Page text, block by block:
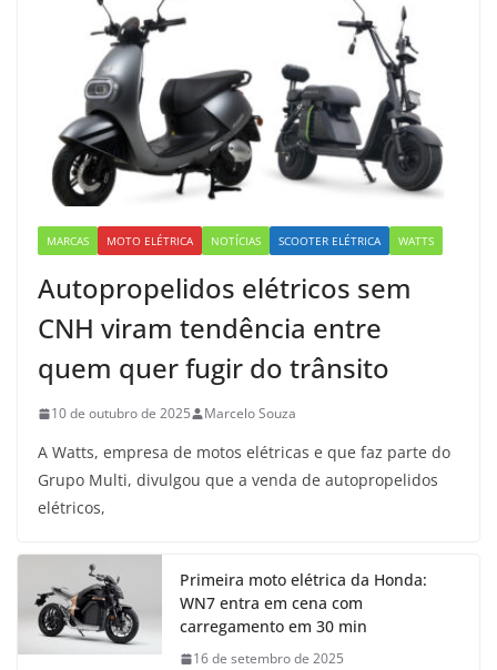
MARCAS MOTO ELÉTRICA NOTÍCIAS SCOOTER ELÉTRICA WATTS
Autopropelidos elétricos sem
CNH viram tendência entre
quem quer fugir do trânsito
10 de outubro de 2025 Marcelo Souza
A Watts, empresa de motos elétricas e que faz parte do
Grupo Multi, divulgou que a venda de autopropelidos
elétricos,
Primeira moto elétrica da Honda:
WN7 entra em cena com
carregamento em 30 min
16 de setembro de 2025